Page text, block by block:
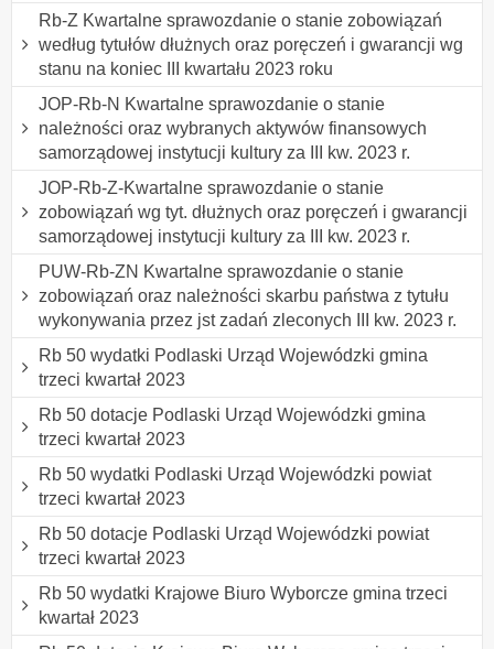
Rb-Z Kwartalne sprawozdanie o stanie zobowiązań
według tytułów dłużnych oraz poręczeń i gwarancji wg
stanu na koniec III kwartału 2023 roku
JOP-Rb-N Kwartalne sprawozdanie o stanie
należności oraz wybranych aktywów finansowych
samorządowej instytucji kultury za III kw. 2023 r.
JOP-Rb-Z-Kwartalne sprawozdanie o stanie
zobowiązań wg tyt. dłużnych oraz poręczeń i gwarancji
samorządowej instytucji kultury za III kw. 2023 r.
PUW-Rb-ZN Kwartalne sprawozdanie o stanie
zobowiązań oraz należności skarbu państwa z tytułu
wykonywania przez jst zadań zleconych III kw. 2023 r.
Rb 50 wydatki Podlaski Urząd Wojewódzki gmina
trzeci kwartał 2023
Rb 50 dotacje Podlaski Urząd Wojewódzki gmina
trzeci kwartał 2023
Rb 50 wydatki Podlaski Urząd Wojewódzki powiat
trzeci kwartał 2023
Rb 50 dotacje Podlaski Urząd Wojewódzki powiat
trzeci kwartał 2023
Rb 50 wydatki Krajowe Biuro Wyborcze gmina trzeci
kwartał 2023